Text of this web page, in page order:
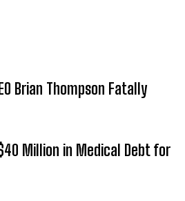
Brian Thompson Fatally
Million in Medical Debt for